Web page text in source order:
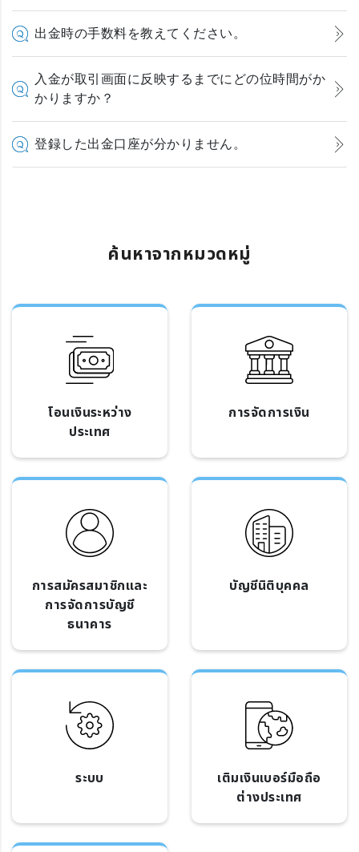
出金時の手数料を教えてください。
入金が取引画面に反映するまでにどの位時間がか
かりますか？
登録した出金口座が分かりません。
ค้นหาจากหมวดหมู่
โอนเงินระหว่าง
ประเทศ
การจัดการเงิน
การสมัครสมาชิกและ
การจัดการบัญชี
ธนาคาร
บัญชีนิติบุคคล
ระบบ
เติมเงินเบอร์มือถือ
ต่างประเทศ